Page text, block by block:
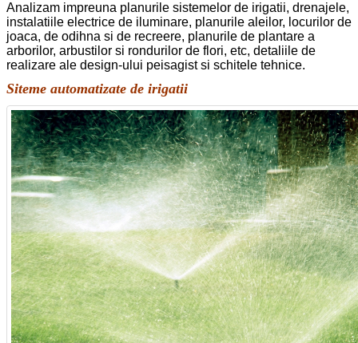
Analizam impreuna planurile sistemelor de irigatii, drenajele,
instalatiile electrice de iluminare, planurile aleilor, locurilor de
joaca, de odihna si de recreere, planurile de plantare a
arborilor, arbustilor si rondurilor de flori, etc, detaliile de
realizare ale design-ului peisagist si schitele tehnice.
Siteme automatizate de irigatii